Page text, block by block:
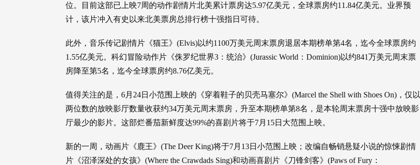
位。目前这部已上映7周的动作剧情片北美累计票房达5.97亿美元，全球票房约11.84亿美元。业界预
计，该片冲入有史以来北美票房总排行榜十强指日可待。
此外，音乐传记剧情片《猫王》(Elvis)以约1100万美元周末票房退居本期榜单第4名，迄今全球票房约
1.55亿美元。科幻冒险动作片《侏罗纪世界3：统治》(Jurassic World：Dominion)以约841万美元周末票
房降至第5名，迄今全球票房约8.76亿美元。
值得关注的是，6月24日小范围上映的《穿着鞋子的贝壳马塞尔》(Marcel the Shell with Shoes On)，仅以
两位数的放映影厅数量收获约34万美元周末票房，升至本期榜单第8名，是本轮周末票房十强中放映影
厅最少的影片。这部烂番茄新鲜度达99%的喜剧片将于7月15日大范围上映。
新的一周，动画片《鹿王》(The Deer King)将于7月13日小范围上映；改编自畅销悬疑小说的惊悚剧情
片《沼泽深处的女孩》(Where the Crawdads Sing)和动画喜剧片《刀锋剑客》(Paws of Fury：